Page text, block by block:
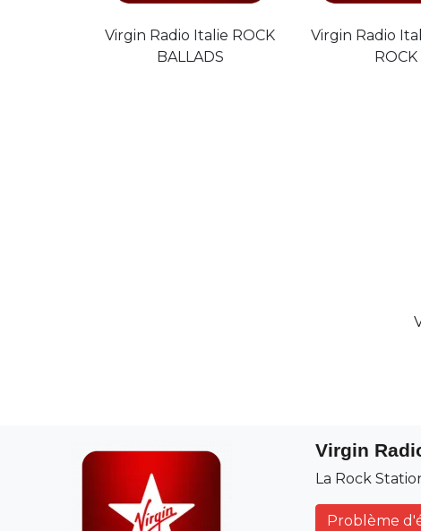
Virgin Radio Italie ROCK
BALLADS
Virgin Radio
ROCK
Virgin
La Rock
Problème